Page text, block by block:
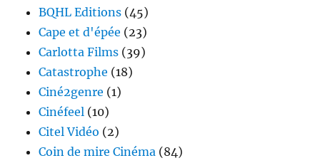
BQHL Editions (45)
Cape et d'épée (23)
Carlotta Films (39)
Catastrophe (18)
Ciné2genre (1)
Cinéfeel (10)
Citel Vidéo (2)
Coin de mire Cinéma (84)